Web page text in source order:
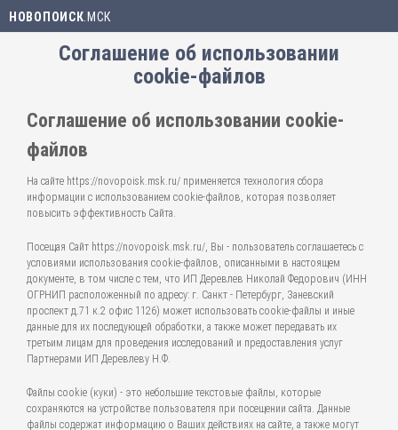
НОВОПОИСК .МСК
Соглашение об использовании
cookie-файлов
Соглашение об использовании cookie-
файлов
На сайте https://novopoisk.msk.ru/ применяется технология сбора
информации с использованием cookie-файлов, которая позволяет
повысить эффективность Сайта.
Посещая Сайт https://novopoisk.msk.ru/, Вы - пользователь соглашаетесь с
условиями использования cookie-файлов, описанными в настоящем
документе, в том числе с тем, что ИП Деревлев Николай Федорович (ИНН
ОГРНИП расположенный по адресу: г. Санкт - Петербург, Заневский
проспект д.71 к.2 офис 1126) может использовать cookie-файлы и иные
данные для их последующей обработки, а также может передавать их
третьим лицам для проведения исследований и предоставления услуг
Партнерами ИП Деревлеву Н.Ф.
Файлы cookie (куки) - это небольшие текстовые файлы, которые
сохраняются на устройстве пользователя при посещении сайта. Данные
файлы содержат информацию о Ваших действиях на сайте, а также могут